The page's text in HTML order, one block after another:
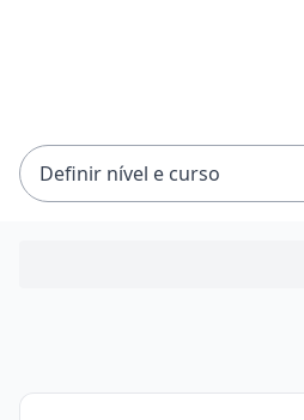
Definir nível e curso